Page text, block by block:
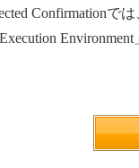
Confirmationで